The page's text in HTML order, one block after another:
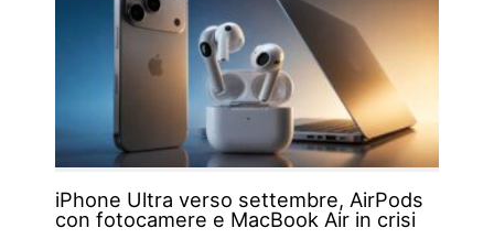
iPhone Ultra verso settembre, AirPods
con fotocamere e MacBook Air in crisi